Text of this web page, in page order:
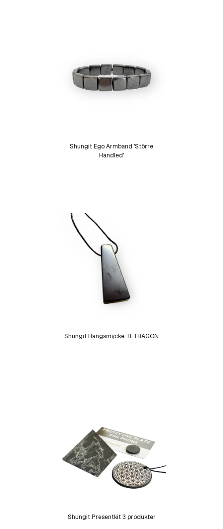
Shungit Ego Armband 'Större
Handled'
Shungit Hängsmycke TETRAGON
Shungit Presentkit 3 produkter